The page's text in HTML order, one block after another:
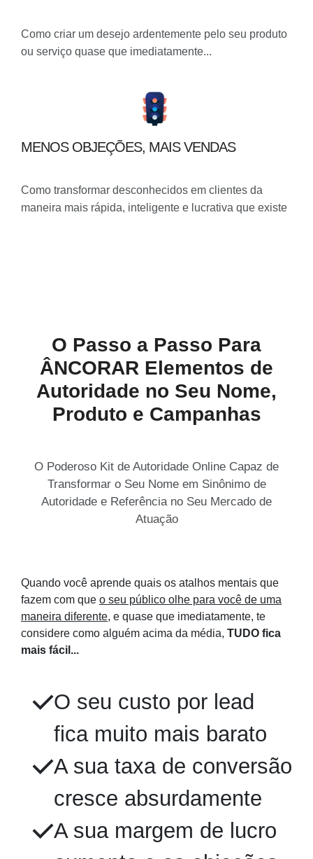
Como criar um desejo ardentemente pelo seu produto
ou serviço quase que imediatamente...
MENOS OBJEÇÕES, MAIS VENDAS
Como transformar desconhecidos em clientes da
maneira mais rápida, inteligente e lucrativa que existe
O Passo a Passo Para
ÂNCORAR Elementos de
Autoridade no Seu Nome,
Produto e Campanhas
O Poderoso Kit de Autoridade Online Capaz de
Transformar o Seu Nome em Sinônimo de
Autoridade e Referência no Seu Mercado de
Atuação
Quando você aprende quais os atalhos mentais que
fazem com que o seu público olhe para você de uma
maneira diferente, e quase que imediatamente, te
considere como alguém acima da média, TUDO fica
mais fácil...
O seu custo por lead
fica muito mais barato
A sua taxa de conversão
cresce absurdamente
A sua margem de lucro